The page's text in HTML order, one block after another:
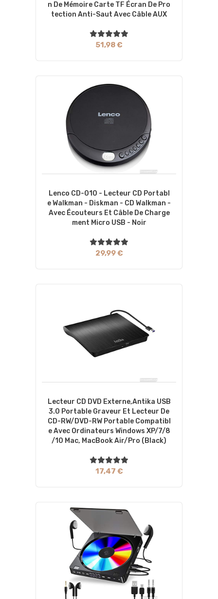
N De Mémoire Carte TF Écran De Pro
Tection Anti-Saut Avec Câble AUX
51,98 €
Lenco CD-010 - Lecteur CD Portabl
E Walkman - Diskman - CD Walkman -
Avec Écouteurs Et Câble De Charge
Ment Micro USB - Noir
29,99 €
Lecteur CD DVD Externe,Antika USB
3.0 Portable Graveur Et Lecteur De
CD-RW/DVD-RW Portable Compatibl
E Avec Ordinateurs Windows XP/7/8
/10 Mac, MacBook Air/Pro (Black)
17,47 €